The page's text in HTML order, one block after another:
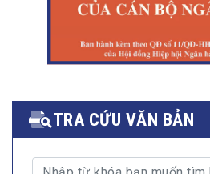
TRA CỨU VĂN BẢN